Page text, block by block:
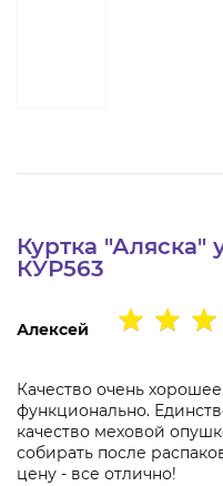
Куртка
КУР563
Алексей
Качество очень
функционально.
качество меховой
собирать после
цену - все отлично!